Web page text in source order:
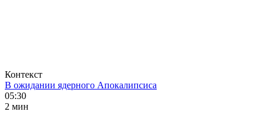
Контекст
В ожидании ядерного Апокалипсиса
05:30
2 мин